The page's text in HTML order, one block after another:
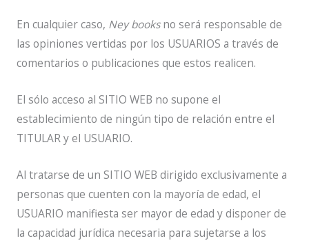
En cualquier caso, Ney booksno será responsable de
las opiniones vertidas por los USUARIOS a través de
comentarios o publicaciones que estos realicen.
El sólo acceso al SITIO WEB no supone el
establecimiento de ningún tipo de relación entre el
TITULAR y el USUARIO.
Al tratarse de un SITIO WEB dirigido exclusivamente a
personas que cuenten con la mayoría de edad, el
USUARIO manifiesta ser mayor de edad y disponer de
la capacidad jurídica necesaria para sujetarse a los